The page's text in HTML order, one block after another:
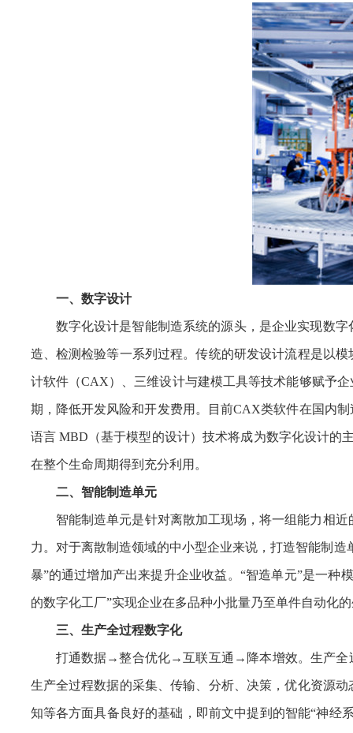
一、数字设计
数字化设计是智能制造系统的源头，是企业实现数
造、检测检验等一系列过程。传统的研发设计流程是以
计软件（CAX）、三维设计与建模工具等技术能够赋予
期，降低开发风险和开发费用。目前CAX类软件在国内
语言 MBD（基于模型的设计）技术将成为数字化设计的
在整个生命周期得到充分利用。
二、智能制造单元
智能制造单元是针对离散加工现场，将一组能力相
力。对于离散制造领域的中小型企业来说，打造智能制
暴”的通过增加产出来提升企业收益。“智造单元”是一
的数字化工厂”实现企业在多品种小批量乃至单件自动化
三、生产全过程数字化
打通数据→整合优化→互联互通→降本增效。生产全
生产全过程数据的采集、传输、分析、决策，优化资源
知等各方面具备良好的基础，即前文中提到的智能“神经